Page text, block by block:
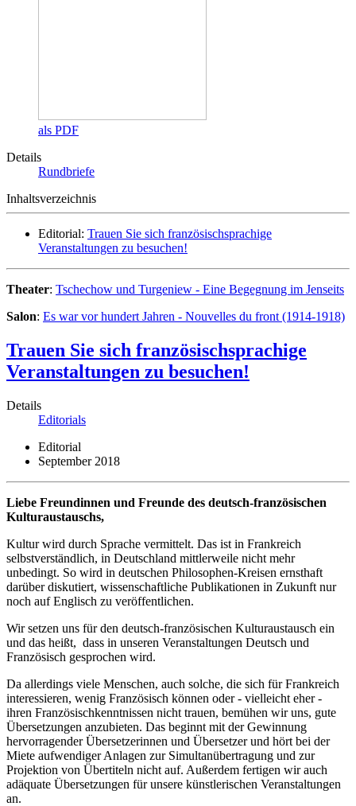
als PDF
Details
Rundbriefe
Inhaltsverzeichnis
Editorial: Trauen Sie sich französischsprachige
Veranstaltungen zu besuchen!
Theater: Tschechow und Turgeniew - Eine Begegnung im Jenseits
Salon: Es war vor hundert Jahren - Nouvelles du front (1914-1918)
Trauen Sie sich französischsprachige
Veranstaltungen zu besuchen!
Details
Editorials
Editorial
September 2018
Liebe Freundinnen und Freunde des deutsch-französischen
Kulturaustauschs,
Kultur wird durch Sprache vermittelt. Das ist in Frankreich
selbstverständlich, in Deutschland mittlerweile nicht mehr
unbedingt. So wird in deutschen Philosophen-Kreisen ernsthaft
darüber diskutiert, wissenschaftliche Publikationen in Zukunft nur
noch auf Englisch zu veröffentlichen.
Wir setzen uns für den deutsch-französischen Kulturaustausch ein
und das heißt, dass in unseren Veranstaltungen Deutsch und
Französisch gesprochen wird.
Da allerdings viele Menschen, auch solche, die sich für Frankreich
interessieren, wenig Französisch können oder - vielleicht eher -
ihren Französischkenntnissen nicht trauen, bemühen wir uns, gute
Übersetzungen anzubieten. Das beginnt mit der Gewinnung
hervorragender Übersetzerinnen und Übersetzer und hört bei der
Miete aufwendiger Anlagen zur Simultanübertragung und zur
Projektion von Übertiteln nicht auf. Außerdem fertigen wir auch
adäquate Übersetzungen für unsere künstlerischen Veranstaltungen
an.